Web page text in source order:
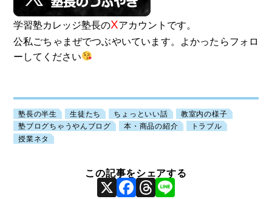
学習塾カレッジ塾長のXアカウントです。
公私ごちゃまぜでつぶやいています。よかったらフォロ
ーしてください
塾長の半生 生徒たち ちょっといい話
教室内の様子
塾ブログちゃうやんブログ
本・商品の紹介
トラブル
授業ネタ
X Facebook
Threads